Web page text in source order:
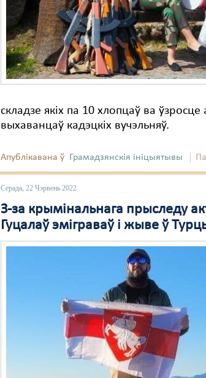
складзе якіх па 10 хлопцаў ва
выхаванцаў кадэцкіх вучэльняў.
Апублікавана ў Грамадзянскія ініцыятывы
Серада, 22 Чэрвень 2022
З-за крымінальнага прыследу
Гуцалаў эміграваў і жыве ў